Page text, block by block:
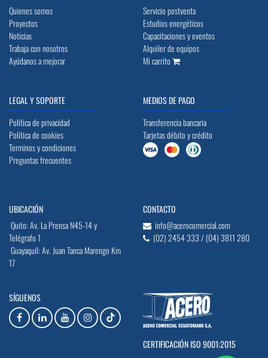
Quienes somos
Proyectos
Noticias
Trabaja con nosotros
Ayúdanos a mejorar
Servicio postventa
Estudios energéticos
Capacitaciones y eventos
Alquiler de equipos
Mi carrito
LEGAL Y SOPORTE
Política de privacidad
Política de cookies
Terminos y condiciones
Preguntas frecuentes
MEDIOS DE PAGO
Transferencia bancaria
Tarjetas débito y crédito
UBICACIÓN
Quito: Av. La Prensa N45-14 y
Telégrafo 1
Guayaquil: Av. Juan Tanca Marengo Km
17
CONTACTO
info@acerocomercial.com
(02) 2454 333 / (04) 3811 280
SÍGUENOS
CERTIFICACIÓN ISO 9001:2015